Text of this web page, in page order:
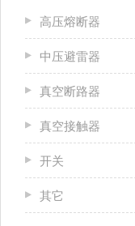
高压熔断器
中压避雷器
真空断路器
真空接触器
开关
其它